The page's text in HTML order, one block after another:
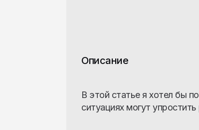
Описание
В этой статье я хотел бы
ситуациях могут